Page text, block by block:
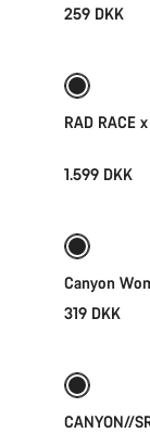
259 DKK
RAD RACE
1.599 DKK
Canyon
319 DKK
CANYON//